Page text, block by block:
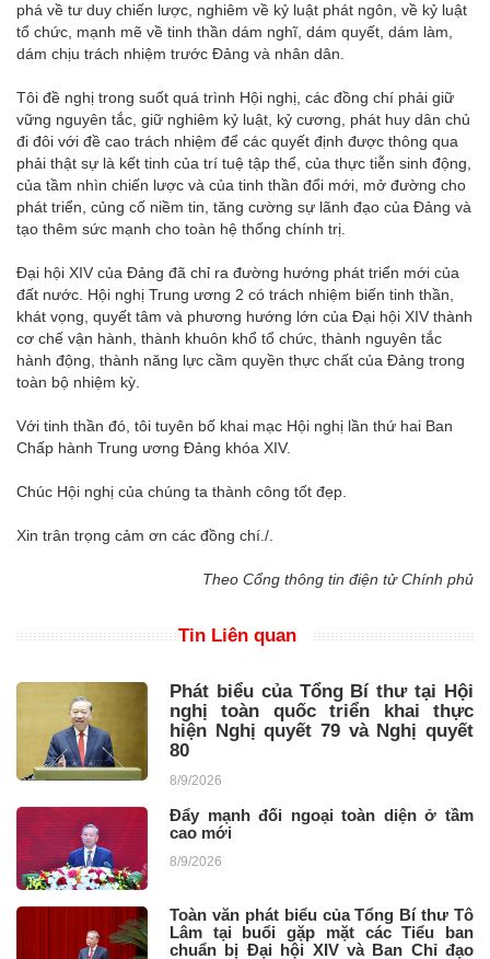
phá về tư duy chiến lược, nghiêm về kỷ luật phát ngôn, về kỷ luật
tổ chức, mạnh mẽ về tinh thần dám nghĩ, dám quyết, dám làm,
dám chịu trách nhiệm trước Đảng và nhân dân.
Tôi đề nghị trong suốt quá trình Hội nghị, các đồng chí phải giữ
vững nguyên tắc, giữ nghiêm kỷ luật, kỷ cương, phát huy dân chủ
đi đôi với đề cao trách nhiệm để các quyết định được thông qua
phải thật sự là kết tinh của trí tuệ tập thể, của thực tiễn sinh động,
của tầm nhìn chiến lược và của tinh thần đổi mới, mở đường cho
phát triển, củng cố niềm tin, tăng cường sự lãnh đạo của Đảng và
tạo thêm sức mạnh cho toàn hệ thống chính trị.
Đại hội XIV của Đảng đã chỉ ra đường hướng phát triển mới của
đất nước. Hội nghị Trung ương 2 có trách nhiệm biến tinh thần,
khát vọng, quyết tâm và phương hướng lớn của Đại hội XIV thành
cơ chế vận hành, thành khuôn khổ tổ chức, thành nguyên tắc
hành động, thành năng lực cầm quyền thực chất của Đảng trong
toàn bộ nhiệm kỳ.
Với tinh thần đó, tôi tuyên bố khai mạc Hội nghị lần thứ hai Ban
Chấp hành Trung ương Đảng khóa XIV.
Chúc Hội nghị của chúng ta thành công tốt đẹp.
Xin trân trọng cảm ơn các đồng chí./.
Theo Cổng thông tin điện tử Chính phủ
Tin Liên quan
Phát biểu của Tổng Bí thư tại Hội
nghị toàn quốc triển khai thực
hiện Nghị quyết 79 và Nghị quyết
80
8/9/2026
Đẩy mạnh đối ngoại toàn diện ở tầm
cao mới
8/9/2026
Toàn văn phát biểu của Tổng Bí thư Tô
Lâm tại buổi gặp mặt các Tiểu ban
chuẩn bị Đại hội XIV và Ban Chỉ đạo